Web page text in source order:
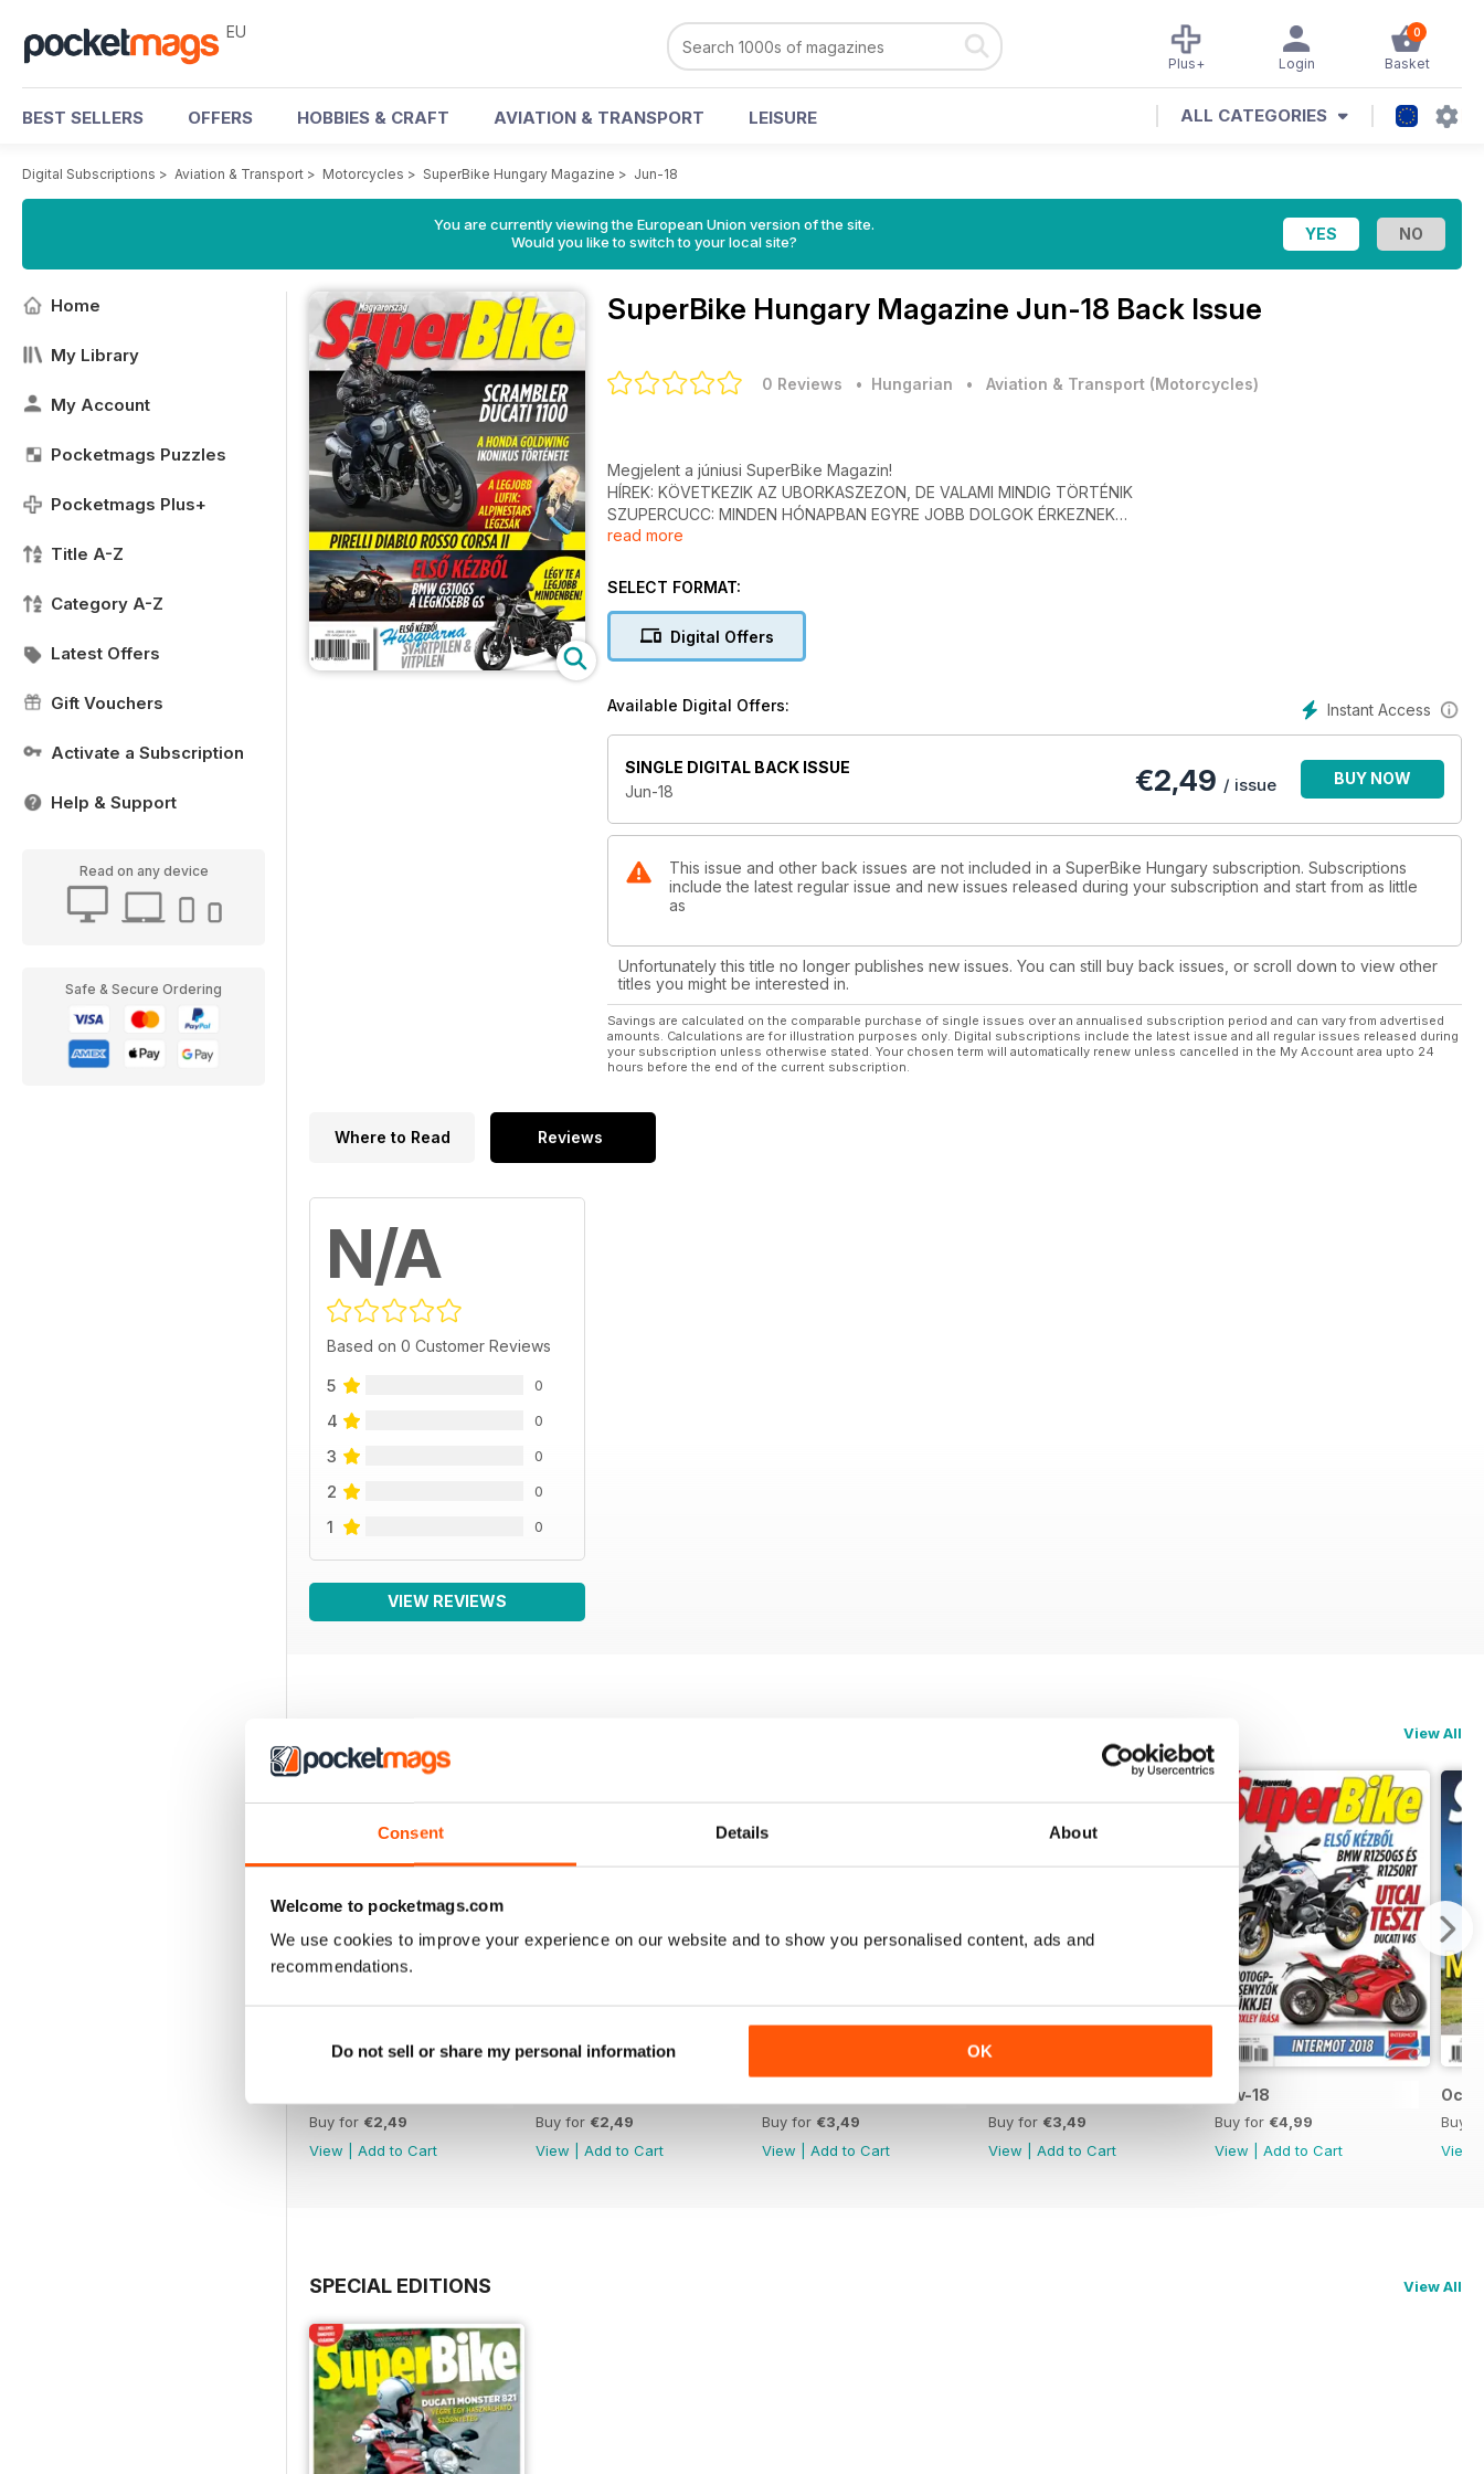
Consent Details About
Welcome to pocketmags.com
We use cookies to improve your experience on our website and to show you personalised content, ads and
recommendations.
Do not sell or share my personal information OK
EU 0
Basket
Login
Plus+
BEST SELLERS OFFERS HOBBIES & CRAFT AVIATION & TRANSPORT LEISURE ALL CATEGORIES
Digital Subscriptions > Aviation & Transport > Motorcycles > SuperBike Hungary Magazine > Jun-18
You are currently viewing the European Union version of the site.
Would you like to switch to your local site?
Home
My Library
My Account
Pocketmags Puzzles
Pocketmags Plus+
Title A-Z
Category A-Z
Latest Offers
Gift Vouchers
Activate a Subscription
Help & Support
Read on any device
Safe & Secure Ordering
SuperBike Hungary Magazine Jun-18 Back Issue
0 Reviews • Hungarian • Aviation & Transport (Motorcycles)
Megjelent a júniusi SuperBike Magazin!
HÍREK: KÖVETKEZIK AZ UBORKASZEZON, DE VALAMI MINDIG TÖRTÉNIK
SZUPERCUCC: MINDEN HÓNAPBAN EGYRE JOBB DOLGOK ÉRKEZNEK
OLVASÓI LEVELEK: LEMERÜLŐ AKKSI ÉS „G” PONT CSAVARHÚZÓ?
MEGAKÉP: IGAZI ÁTTÖRÉS, VAGY CSAK ALKALMI EREDMÉNY?
VICCEK: MINDIG EZ A LEGJOBB OLDAL, BÁRMIT IS ÍRTUNK ELŐTTE
MAGAZIN
ALPINESTARS LÉGZSÁK
Nézzük meg, vajon tényleg kell nekünk, vagy csak vakítás?
ELSŐ KÉZBŐL
DUCATI SCRAMBLER 1100
GUMITESZT
PIRELLI DIABLO ROSSO CORSA II
ELSŐ KÉZBŐL
HUSQVARNA-BEMUTATÓ
A dél-afrikai srácok már tesztelték az új Huskykat
ELSŐ KÉZBŐL
Picike, de igazi Gelände/Strasse
MAGAZIN
read more
SELECT FORMAT:
Digital Offers
Instant Access
Available Digital Offers:
SINGLE DIGITAL BACK ISSUE
Jun-18
€2,49 / issue BUY NOW
This issue and other back issues are not included in a SuperBike Hungary subscription. Subscriptions
include the latest regular issue and new issues released during your subscription and start from as little
as
Unfortunately this title no longer publishes new issues. You can still buy back issues, or scroll down to view other
titles you might be interested in.
Savings are calculated on the comparable purchase of single issues over an annualised subscription period and can vary from advertised
amounts. Calculations are for illustration purposes only. Digital subscriptions include the latest issue and all regular issues released during
your subscription unless otherwise stated. Your chosen term will automatically renew unless cancelled in the My Account area upto 24
hours before the end of the current subscription.
Where to Read Reviews
N/A
Based on 0 Customer Reviews
5 0
4 0
3 0
2 0
1 0
VIEW REVIEWS
View All
Buy for €2,49
View
Add to Cart
Buy for €2,49
View
Add to Cart
Buy for €3,49
View
Add to Cart
Buy for €3,49
View
Add to Cart
Nov-18
Buy for €4,99
View
Add to Cart
Oct-
Buy
View
SPECIAL EDITIONS View All